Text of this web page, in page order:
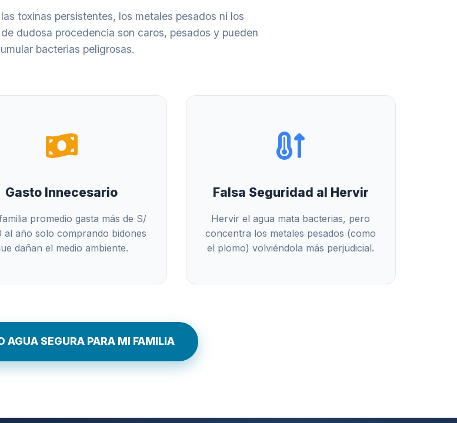
toxinas persistentes, los metales pesados ni los
dudosa procedencia son caros, pesados y pueden
bacterias peligrosas.
Gasto Innecesario
promedio gasta más de S/
al año solo comprando bidones
dañan el medio ambiente.
Falsa Seguridad al Hervir
Hervir el agua mata bacterias, pero
concentra los metales pesados (como
el plomo) volviéndola más perjudicial.
AGUA SEGURA PARA MI FAMILIA